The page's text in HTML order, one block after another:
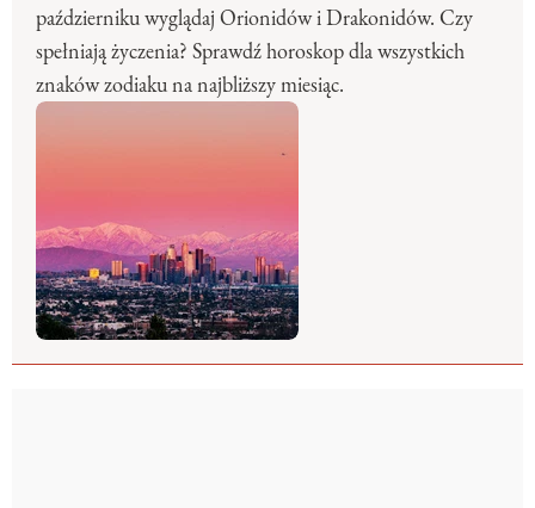
październiku wyglądaj Orionidów i Drakonidów. Czy
spełniają życzenia? Sprawdź horoskop dla wszystkich
znaków zodiaku na najbliższy miesiąc.